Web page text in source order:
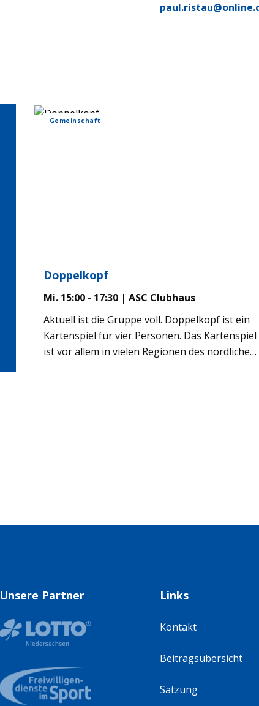
Gemeinschaft
Doppelkopf
Mi. 15:00 - 17:30 | ASC Clubhaus
Aktuell ist die Gruppe voll. Doppelkopf ist ein
Kartenspiel für vier Personen. Das Kartenspiel
ist vor allem in vielen Regionen des nördlichen
Unsere Partner Links
Kontakt
Beitragsübersicht
Satzung